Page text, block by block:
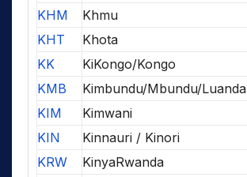
KHM
Khmu
KHT
Khota
KK
KiKongo/Kongo
KMB
Kimbundu/Mbundu/Luanda
KIM
Kimwani
KIN
Kinnauri / Kinori
KRW
KinyaRwanda